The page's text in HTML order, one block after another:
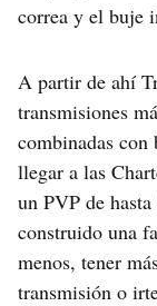
correa y el buje
A partir de ahí
transmisiones
combinadas con
llegar a las
un PVP de
construido una
menos, tener
transmisión o